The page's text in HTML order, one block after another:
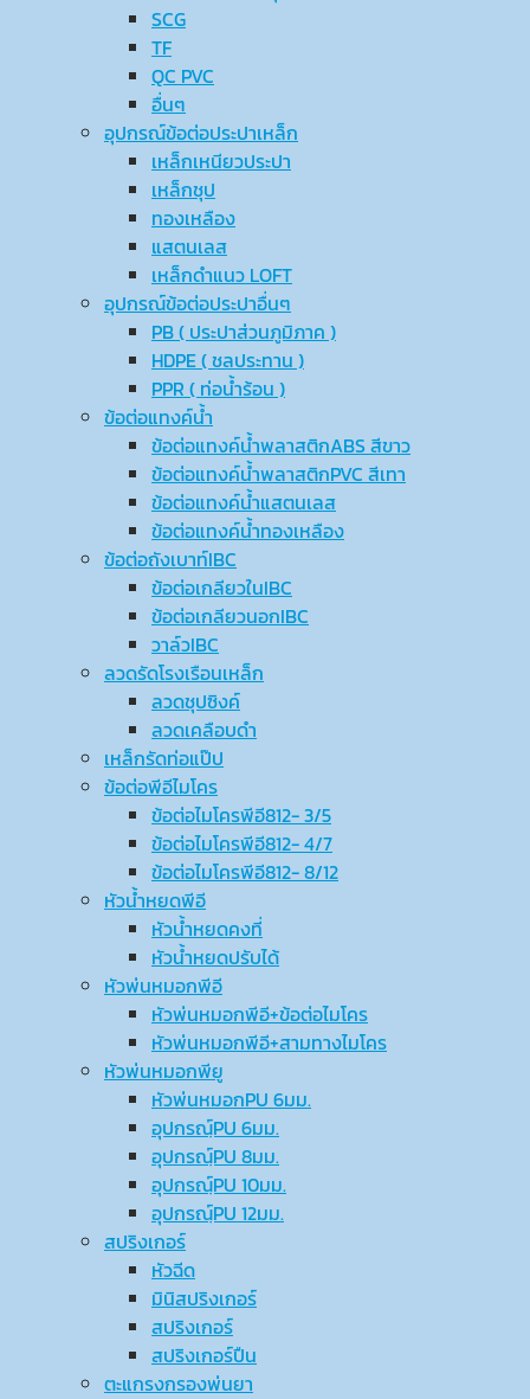
SCG
TF
QC PVC
อื่นๆ
อุปกรณ์ข้อต่อประปาเหล็ก
เหล็กเหนียวประปา
เหล็กชุป
ทองเหลือง
แสตนเลส
เหล็กดำแนว LOFT
อุปกรณ์ข้อต่อประปาอื่นๆ
PB ( ประปาส่วนภูมิภาค )
HDPE ( ชลประทาน )
PPR ( ท่อน้ำร้อน )
ข้อต่อแทงค์น้ำ
ข้อต่อแทงค์น้ำพลาสติกABS สีขาว
ข้อต่อแทงค์น้ำพลาสติกPVC สีเทา
ข้อต่อแทงค์น้ำแสตนเลส
ข้อต่อแทงค์น้ำทองเหลือง
ข้อต่อถังเบาท์IBC
ข้อต่อเกลียวในIBC
ข้อต่อเกลียวนอกIBC
วาล์วIBC
ลวดรัดโรงเรือนเหล็ก
ลวดชุปซิงค์
ลวดเคลือบดำ
เหล็กรัดท่อแป๊ป
ข้อต่อพีอีไมโคร
ข้อต่อไมโครพีอี812- 3/5
ข้อต่อไมโครพีอี812- 4/7
ข้อต่อไมโครพีอี812- 8/12
หัวน้ำหยดพีอี
หัวน้ำหยดคงที่
หัวน้ำหยดปรับได้
หัวพ่นหมอกพีอี
หัวพ่นหมอกพีอี+ข้อต่อไมโคร
หัวพ่นหมอกพีอี+สามทางไมโคร
หัวพ่นหมอกพียู
หัวพ่นหมอกPU 6มม.
อุปกรณ์ฺPU 6มม.
อุปกรณ์ฺPU 8มม.
อุปกรณ์ฺPU 10มม.
อุปกรณ์ฺPU 12มม.
สปริงเกอร์
หัวฉีด
มินิสปริงเกอร์
สปริงเกอร์
สปริงเกอร์ปืน
ตะแกรงกรองพ่นยา